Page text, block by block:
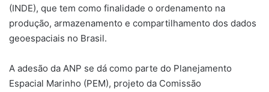
(INDE), que tem como finalidade o ordenamento na
produção, armazenamento e compartilhamento dos dados
geoespaciais no Brasil.
A adesão da ANP se dá como parte do Planejamento
Espacial Marinho (PEM), projeto da Comissão